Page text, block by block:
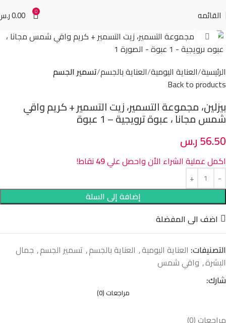
القائمه 0
0.00
Click to enlarge
الرئيسية العناية اليومية العناية بالجسم تسمير الجسم
Back to products
بيزلين، مجموعة التسمير، زيت التسمير + كريم واقي
شمس مجانا ، عبوة ترويجية – 1 عبوة
56.50ر.س
اكمل عملية الشراء الأن واحصل علي49 نقاط!
إضافة إلى السلة
اضف الى المفضلة
التصنيفات: العناية اليومية, العناية بالجسم, تسمير الجسم, جمال
البشرة, واقي شمس
شارك:
مراجعات (0)
مراجعات (0)